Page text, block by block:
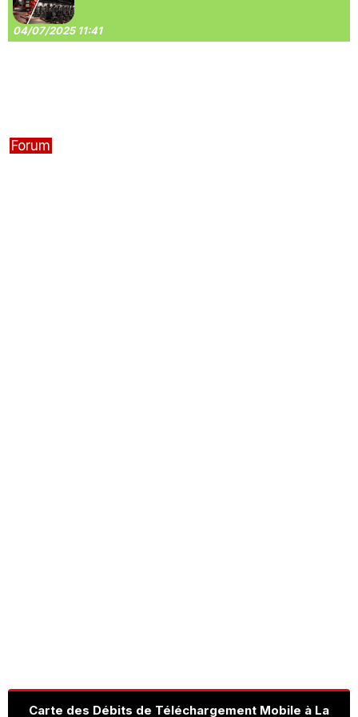
04/07/2025 11:41
Forum
Carte des Débits de Téléchargement Mobile à La